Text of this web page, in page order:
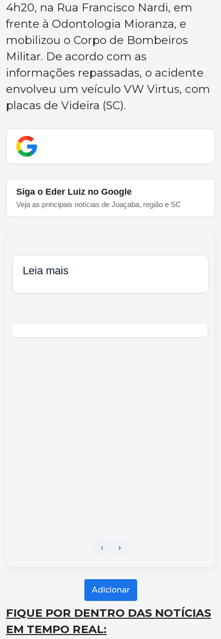
4h20, na Rua Francisco Nardi, em
frente à Odontologia Mioranza, e
mobilizou o Corpo de Bombeiros
Militar. De acordo com as
informações repassadas, o acidente
envolveu um veículo VW Virtus, com
placas de Videira (SC).
Siga o Eder Luiz no Google
Veja as principais notícias de Joaçaba, região e SC
Leia mais
Adicionar
FIQUE POR DENTRO DAS NOTÍCIAS
EM TEMPO REAL: